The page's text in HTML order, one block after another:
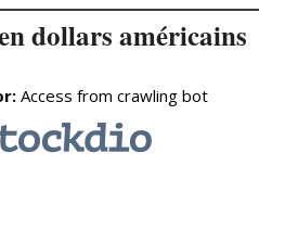
dollars américains